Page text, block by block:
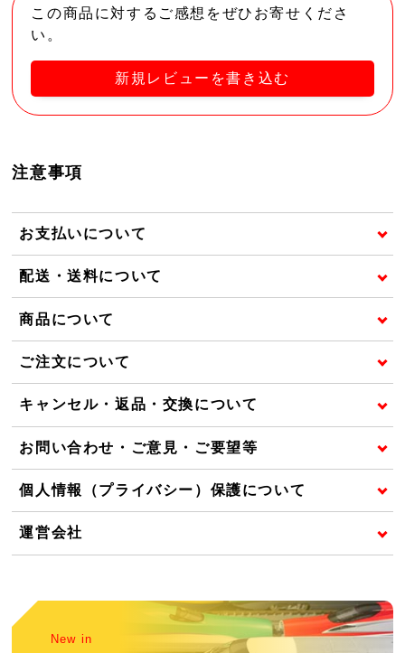
この商品に対するご感想をぜひお寄せくださ
い。
新規レビューを書き込む
注意事項
お支払いについて
配送・送料について
商品について
ご注文について
キャンセル・返品・交換について
お問い合わせ・ご意見・ご要望等
個人情報（プライバシー）保護について
運営会社
New in